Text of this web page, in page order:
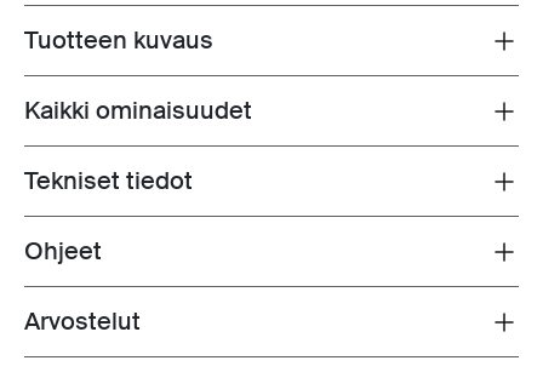
Toggle overview
Tuotteen kuvaus
Toggle features
Kaikki ominaisuudet
Toggle techspec
Tekniset tiedot
Toggle guides and instructions
Ohjeet
Toggle overview
Arvostelut